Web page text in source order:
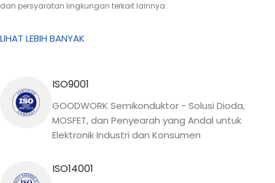
dan persyaratan lingkungan terkait lainnya.
LIHAT LEBIH BANYAK
ISO9001
GOODWORK Semikonduktor - Solusi Dioda,
MOSFET, dan Penyearah yang Andal untuk
Elektronik Industri dan Konsumen
ISO14001